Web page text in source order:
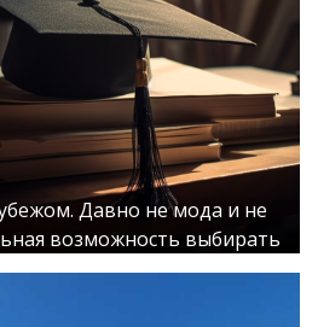
Давно не мода и не
возможность выбирать